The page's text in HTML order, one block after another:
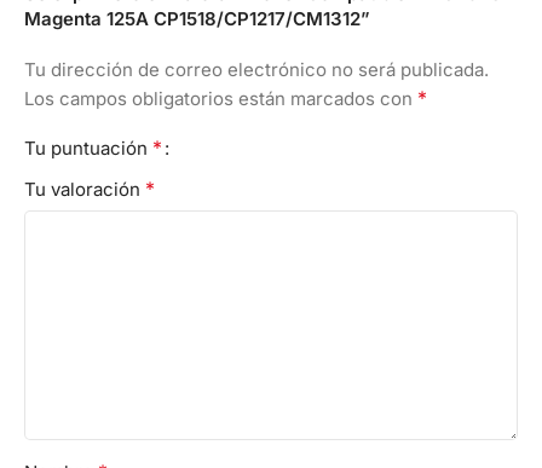
Magenta 125A CP1518/CP1217/CM1312”
Tu dirección de correo electrónico no será publicada.
Los campos obligatorios están marcados con *
Tu puntuación *
Tu valoración *